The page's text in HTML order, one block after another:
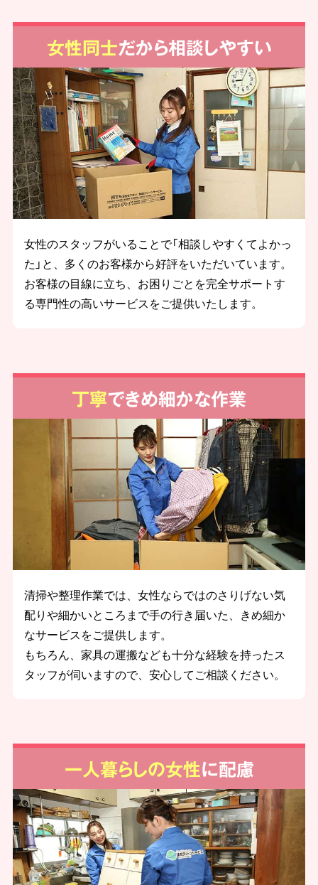
女性同士だから相談しやすい
女性のスタッフがいることで「相談しやすくてよかっ
た」と、多くのお客様から好評をいただいています。
お客様の目線に立ち、お困りごとを完全サポートす
る専門性の高いサービスをご提供いたします。
丁寧できめ細かな作業
清掃や整理作業では、女性ならではのさりげない気
配りや細かいところまで手の行き届いた、きめ細か
なサービスをご提供します。
もちろん、家具の運搬なども十分な経験を持ったス
タッフが伺いますので、安心してご相談ください。
一人暮らしの女性に配慮